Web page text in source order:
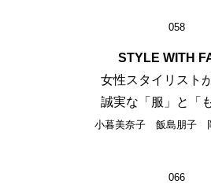
058
STYLE WITH
女性スタイリスト
誠実な「服」と「
小暮美奈子 飯島朋子
066